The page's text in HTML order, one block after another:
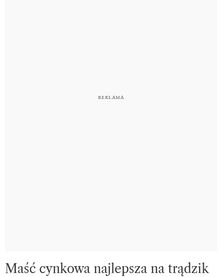
Maść cynkowa najlepsza na trądzik